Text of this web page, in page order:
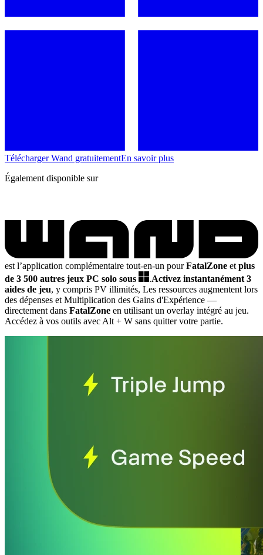
Télécharger Wand gratuitementEn savoir plus
Également disponible sur
est l’application complémentaire tout-en-un pourFatalZone et plus
de 3 500 autres jeux PC solo sous
.Activez instantanément 3
aides de jeu, y compris PV illimités, Les ressources augmentent lors
des dépenses et Multiplication des Gains d'Expérience —
directement dans FatalZone en utilisant un overlay intégré au jeu.
Accédez à vos outils avec Alt + W sans quitter votre partie.